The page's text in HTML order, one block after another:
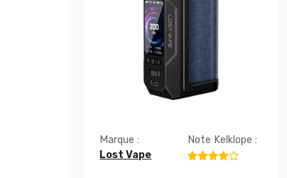
Marque :
Lost Vape
Note Kelklope :